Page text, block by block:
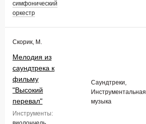
симфонический
оркестр
Скорик, М.
Мелодия из
саундтрека к
фильму
"Высокий
перевал"
Инструменты:
Саундтреки,
Инструментальная
музыка